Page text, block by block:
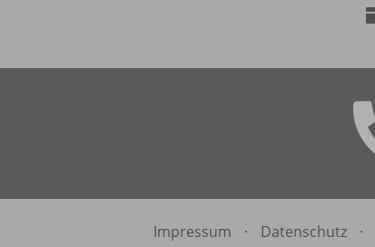
Impressum · Datenschutz ·